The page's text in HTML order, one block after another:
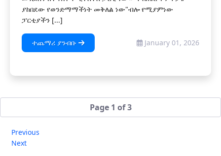
ያከበደው የወንድማማችነት መቅለል ነው"ብሎ የሚያምነው
ፓርቲያችን [...]
ተጨማሪ ያንብቡ January 01, 2026
Page 1 of 3
Previous
Next